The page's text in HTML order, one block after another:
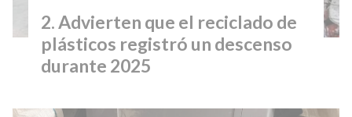
Advierten que el reciclado de
plásticos registró un descenso
durante 2025